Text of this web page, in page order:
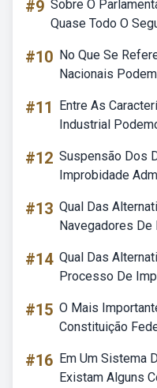
#9 Sobre O
Quase Todo O
#10 No Que Se
Nacionais
#11
Entre As
Industrial
#12 Suspensão Dos
Improbidade
#13 Qual Das
Navegadores De
#14 Qual Das
Processo De
#15 O Mais
Constituição
#16 Em Um Sistema
Existam Alguns